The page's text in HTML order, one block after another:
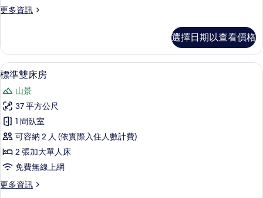
景
所
有
相
片
更多資訊
更
四
人
房,
景
的
詳
情
選擇日期以查看價格
顯
示
標
準
雙
床
房
的
所
標準雙床房 | 高級寢具、羽絨被、客
8
標準雙床房
山景
37 平方公尺
1 間臥室
可容納 2 人 (依實際入住人數計費)
2 張加大單人床
免費無線上網
更多資訊
更